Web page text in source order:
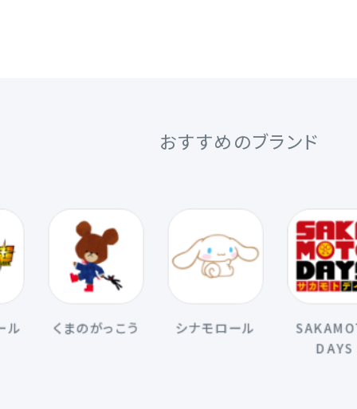
おすすめのブランド
まのがっこう シナモロール
SAKAMOTO